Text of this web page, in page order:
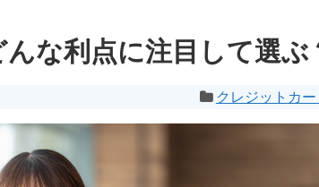
な利点に注目して選ぶ
クレジットカー